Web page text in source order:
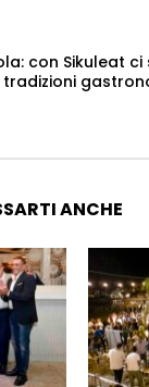
con Sikuleat ci
ANCHE